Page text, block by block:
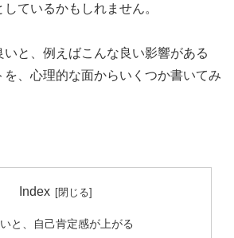
ているかもしれません。
と、例えばこんな良い影響がある
を、心理的な面からいくつか書いてみ
Index
と、自己肯定感が上がる